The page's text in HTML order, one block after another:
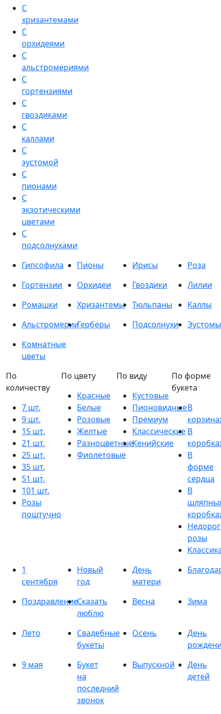
С
хризантемами
С
орхидеями
С
альстромериями
С
гортензиями
С
гвоздиками
С
каллами
С
эустомой
С
пионами
С
экзотическими
цветами
С
подсолнухами
Гипсофила
Пионы Ирисы
Роза
Гортензии
Орхидеи Гвоздики
Лилии
Ромашки
Хризантемы Тюльпаны
Каллы
АльстромерииГерберы Подсолнухи
Эустомы
Комнатные
цветы
По
количеству
7 шт.
9 шт.
15 шт.
21 шт.
25 шт.
35 шт.
51 шт.
101 шт.
Розы
поштучно
По цвету
Красные
Белые
Розовые
Желтые
Разноцветные
Фиолетовые
По виду
Кустовые
Пионовидные
Премиум
Классические
Кенийские
По форме
букета
В
В
В
форме
сердца
В
розы
1
сентября
Новый
год
День
матери
ПоздравлениеСказать
люблю
Весна Зима
Лето
Свадебные
букеты
Осень
День
9 мая
Букет
на
последний
звонок
Выпускной
День
детей